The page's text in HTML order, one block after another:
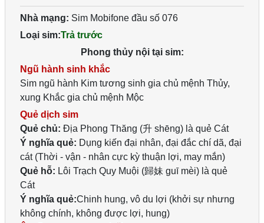
Nhà mạng: Sim Mobifone đầu số 076
Loại sim:Trả trước
Phong thủy nội tại sim:
Ngũ hành sinh khắc
Sim ngũ hành Kim tương sinh gia chủ mệnh Thủy,
xung Khắc gia chủ mệnh Mộc
Quẻ dịch sim
Quẻ chủ: Địa Phong Thăng (升 shēng) là quẻ Cát
Ý nghĩa quẻ: Dụng kiến đại nhân, đại đắc chí dã, đại
cát (Thời - vận - nhân cực kỳ thuận lợi, may mắn)
Quẻ hỗ: Lôi Trạch Quy Muội (歸妹 guī mèi) là quẻ
Cát
Ý nghĩa quẻ:Chinh hung, vô du lợi (khởi sự nhưng
không chính, không được lợi, hung)